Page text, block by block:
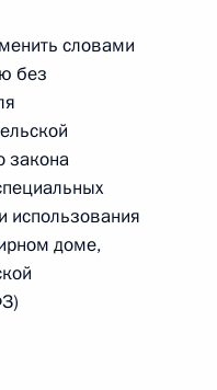
словами
без
закона
использования
доме,